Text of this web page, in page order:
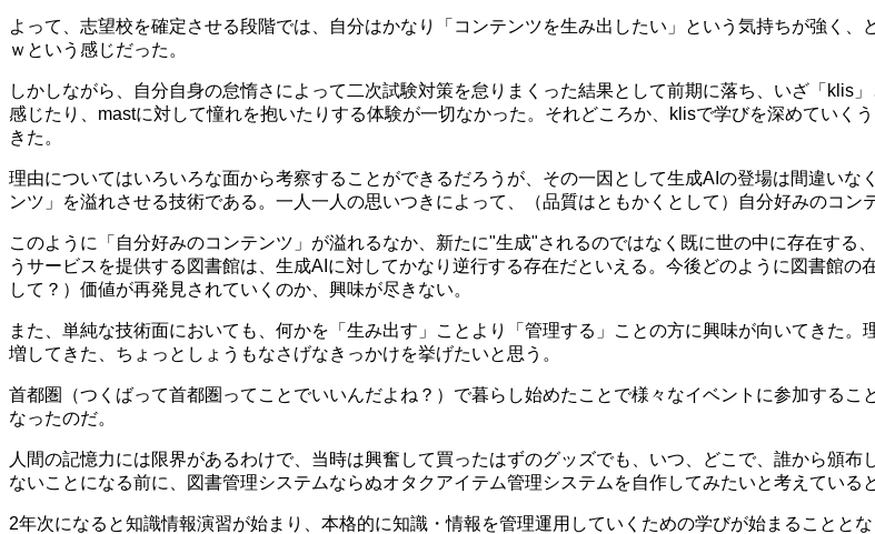
よって、志望校を確定させる段階では、自分はかなり「コンテンツを生み出したい」という気持ちが強く
ｗという感じだった。
しかしながら、自分自身の怠惰さによって二次試験対策を怠りまくった結果として前期に落ち、いざ「klis
感じたり、mastに対して憧れを抱いたりする体験が一切なかった。それどころか、klisで学びを深めていく
きた。
理由についてはいろいろな面から考察することができるだろうが、その一因として生成AIの登場は間違い
ンツ」を溢れさせる技術である。一人一人の思いつきによって、（品質はともかくとして）自分好みのコン
このように「自分好みのコンテンツ」が溢れるなか、新たに"生成"されるのではなく既に世の中に存在す
うサービスを提供する図書館は、生成AIに対してかなり逆行する存在だといえる。今後どのように図書館
して？）価値が再発見されていくのか、興味が尽きない。
また、単純な技術面においても、何かを「生み出す」ことより「管理する」ことの方に興味が向いてきた
増してきた、ちょっとしょうもなさげなきっかけを挙げたいと思う。
首都圏（つくばって首都圏ってことでいいんだよね？）で暮らし始めたことで様々なイベントに参加する
なったのだ。
人間の記憶力には限界があるわけで、当時は興奮して買ったはずのグッズでも、いつ、どこで、誰から頒
ないことになる前に、図書管理システムならぬオタクアイテム管理システムを自作してみたいと考えている
2年次になると知識情報演習が始まり、本格的に知識・情報を管理運用していくための学びが始まることと